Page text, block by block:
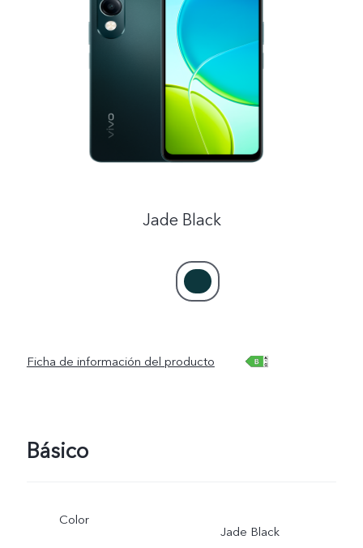
España | Seleccione país/región
Jade Black
Ficha de información del producto
Básico
Color
Jade Black